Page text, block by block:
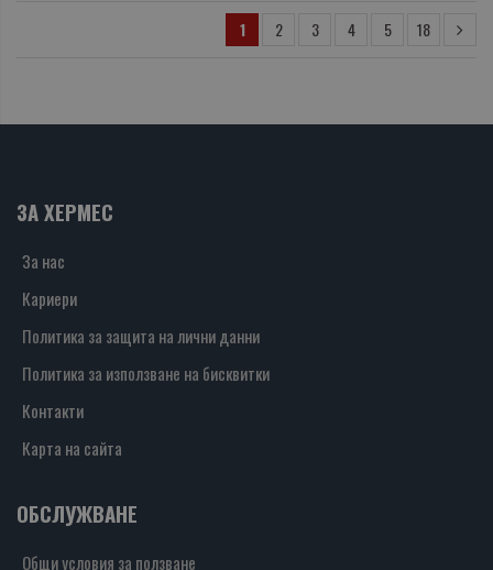
1 2 3 4 5 18
ЗА ХЕРМЕС
За нас
Кариери
Политика за защита на лични данни
Политика за използване на бисквитки
Контакти
Карта на сайта
ОБСЛУЖВАНЕ
Общи условия за ползване